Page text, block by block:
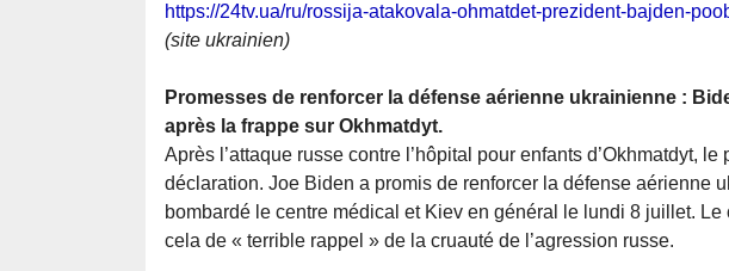
https://24tv.ua/ru/rossija-atakovala-ohmatdet-prezident-bajden-
(site ukrainien)
Promesses de renforcer la défense aérienne ukrainienne :
après la frappe sur Okhmatdyt.
Après l’attaque russe contre l’hôpital pour enfants d’Okhmatdyt,
déclaration. Joe Biden a promis de renforcer la défense aérienne
bombardé le centre médical et Kiev en général le lundi 8 juillet.
cela de « terrible rappel » de la cruauté de l’agression russe.